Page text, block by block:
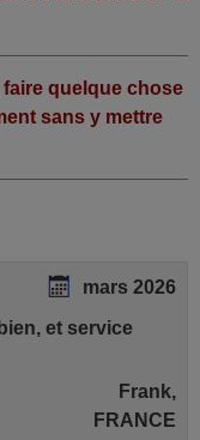
quelque chose
sans y mettre
mars 2026
et service
Frank,
FRANCE